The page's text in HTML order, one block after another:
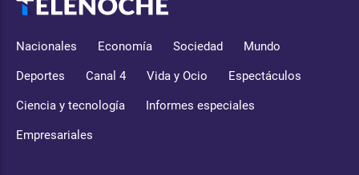
Nacionales Economía Sociedad Mundo
Deportes Canal 4 Vida y Ocio Espectáculos
Ciencia y tecnología Informes especiales
Empresariales